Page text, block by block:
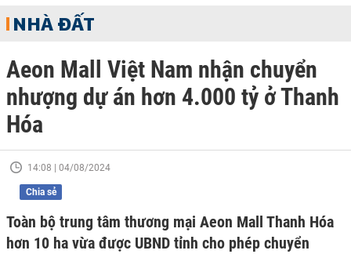
NHÀ ĐẤT
Aeon Mall Việt Nam nhận chuyển
nhượng dự án hơn 4.000 tỷ ở Thanh
Hóa
14:08 | 04/08/2024
Chia sẻ
Toàn bộ trung tâm thương mại Aeon Mall Thanh Hóa
hơn 10 ha vừa được UBND tỉnh cho phép chuyển